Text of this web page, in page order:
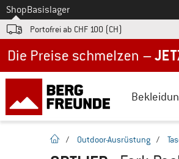
Zum
ShopBasislager
Portofrei ab CHF 100 (CH)
Startseite
/ Outdoor-Ausrüstung /